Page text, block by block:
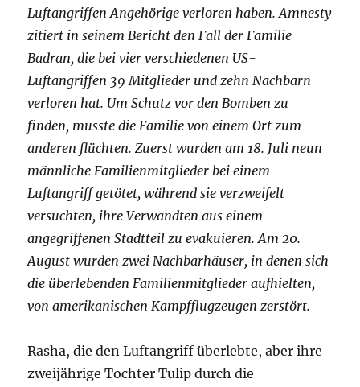
Luftangriffen Angehörige verloren haben. Amnesty
zitiert in seinem Bericht den Fall der Familie
Badran, die bei vier verschiedenen US-
Luftangriffen 39 Mitglieder und zehn Nachbarn
verloren hat. Um Schutz vor den Bomben zu
finden, musste die Familie von einem Ort zum
anderen flüchten. Zuerst wurden am 18. Juli neun
männliche Familienmitglieder bei einem
Luftangriff getötet, während sie verzweifelt
versuchten, ihre Verwandten aus einem
angegriffenen Stadtteil zu evakuieren. Am 20.
August wurden zwei Nachbarhäuser, in denen sich
die überlebenden Familienmitglieder aufhielten,
von amerikanischen Kampfflugzeugen zerstört.
Rasha, die den Luftangriff überlebte, aber ihre
zweijährige Tochter Tulip durch die